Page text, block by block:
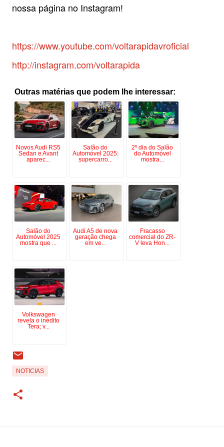
nossa página no Instagram!
https://www.youtube.com/voltarapidavroficial
http://instagram.com/voltarapida
Outras matérias que podem lhe interessar:
Novos Audi RS5
Sedan e Avant
aparec...
Salão do
Automóvel 2025:
supercarro...
2º dia do Salão
do Automóvel
mostra...
Salão do
Automóvel 2025
mostra que ...
Audi A5 de nova
geração chega
em ve...
Fracasso
comercial do ZR-
V leva Hon...
Volkswagen
revela o inédito
Tera; v...
NOTICIAS